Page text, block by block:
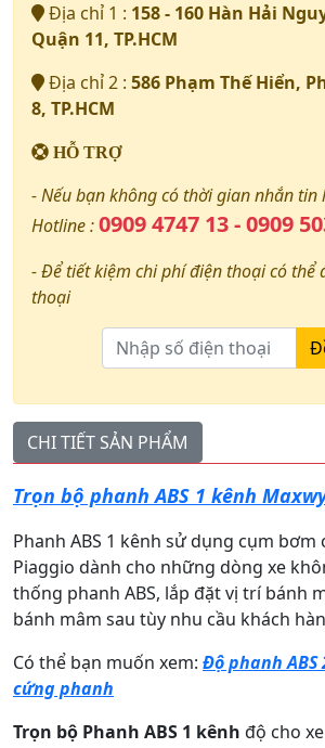
Địa chỉ 1 : 158 - 160 Hàn Hải
Quận 11, TP.HCM
Địa chỉ 2 : 586 Phạm Thế Hiển,
8, TP.HCM
HỖ TRỢ
- Nếu bạn không có thời gian nhắn tin
Hotline :0909 4747 13 - 0909
- Để tiết kiệm chi phí điện thoại có thể
thoại
CHI TIẾT SẢN PHẨM
Trọn bộ phanh ABS 1 kênh
Phanh ABS 1 kênh sử dụng cụm bơm
Piaggio dành cho những dòng xe
thống phanh ABS, lắp đặt vị trí bánh
bánh mâm sau tùy nhu cầu khách
Có thể bạn muốn xem: Độ phanh
cứng phanh
Trọn bộ Phanh ABS 1 kênh độ cho